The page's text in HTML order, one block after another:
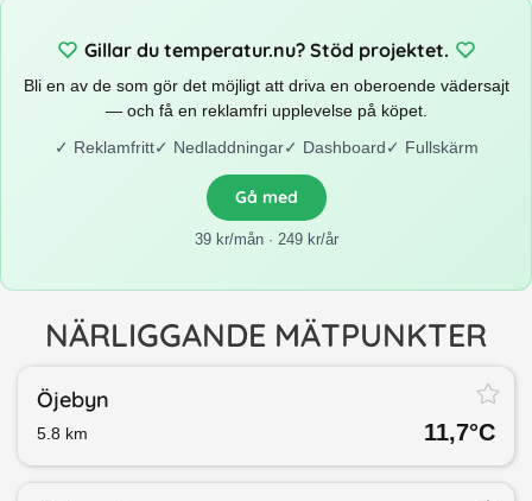
Gillar du temperatur.nu? Stöd projektet.
Bli en av de som gör det möjligt att driva en oberoende vädersajt
— och få en reklamfri upplevelse på köpet.
✓ Reklamfritt✓ Nedladdningar✓ Dashboard✓ Fullskärm
Gå med
39 kr/mån · 249 kr/år
NÄRLIGGANDE MÄTPUNKTER
Öjebyn
5.8 km 11,7°C